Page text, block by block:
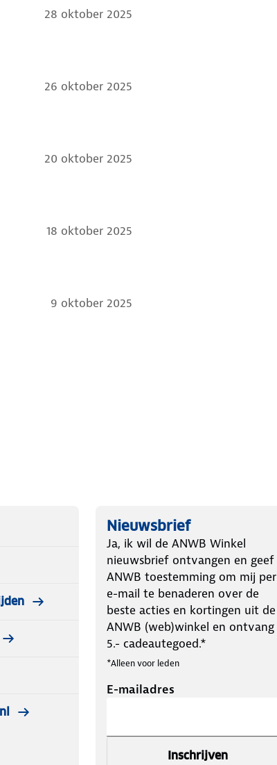
28 oktober 2025
26 oktober 2025
20 oktober 2025
18 oktober 2025
9 oktober 2025
Nieuwsbrief
Ja, ik wil de ANWB Winkel
nieuwsbrief ontvangen en geef
ANWB toestemming om mij per
e-mail te benaderen over de
beste acties en kortingen uit de
ANWB (web)winkel en ontvang
5.- cadeautegoed.*
*Alleen voor leden
E-mailadres
Inschrijven